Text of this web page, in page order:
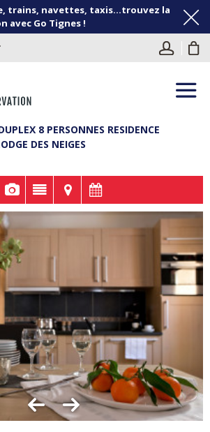
trains, navettes, taxis...trouvez la
avec Go Tignes !
8 PERSONNES RESIDENCE
DES NEIGES